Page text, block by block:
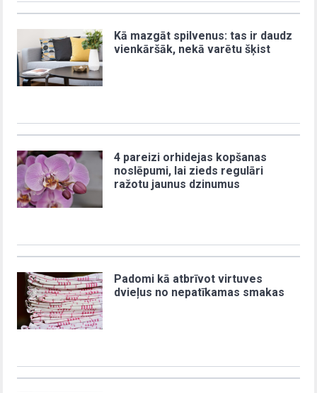
Kā mazgāt spilvenus: tas ir daudz
vienkāršāk, nekā varētu šķist
4 pareizi orhidejas kopšanas
noslēpumi, lai zieds regulāri
ražotu jaunus dzinumus
Padomi kā atbrīvot virtuves
dvieļus no nepatīkamas smakas